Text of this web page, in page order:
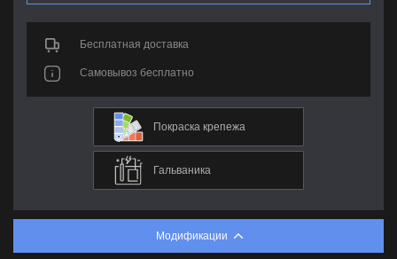
Бесплатная доставка
Самовывоз бесплатно
Покраска крепежа
Гальваника
Модификации